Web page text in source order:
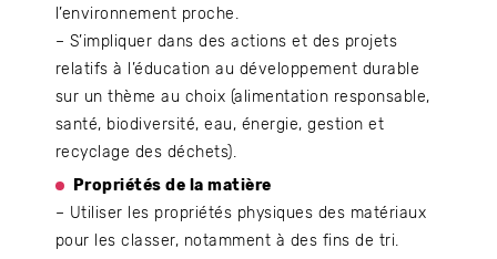
l’environnement proche.
– S’impliquer dans des actions et des projets
relatifs à l’éducation au développement durable
sur un thème au choix (alimentation responsable,
santé, biodiversité, eau, énergie, gestion et
recyclage des déchets).
Propriétés de la matière
– Utiliser les propriétés physiques des matériaux
pour les classer, notamment à des fins de tri.